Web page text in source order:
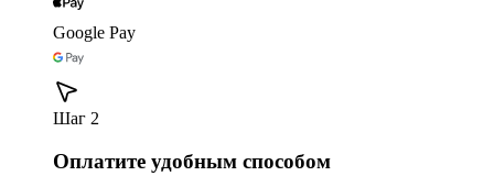
Google Pay
Шаг 2
Оплатите удобным способом